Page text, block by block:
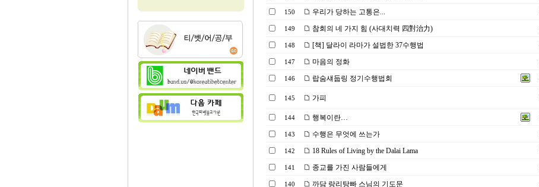
150 우리가 당하는 고통은...
149 참회의 네 가지 힘 (사대치력 四對治力)
148 [책] 달라이 라마가 설법한 37수행법
147 마음의 정화
146 랍숨섀둡링 정기수행법회
145 가피
144 행복이란…
143 수행은 무엇에 쓰는가
142 18 Rules of Living by the Dalai Lama
141 종교를 가진 사람들에게
140 까담 랑리탕빠 스님의 기도문